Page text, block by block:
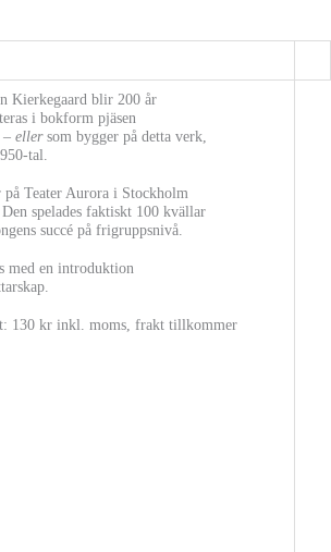
Kierkegaard blir 200 år
i bokform pjäsen
– ellersom bygger på detta verk,
tal.
Teater Aurora i Stockholm
spelades faktiskt 100 kvällar
succé på frigruppsnivå.
med en introduktion
130 kr inkl. moms, frakt tillkommer